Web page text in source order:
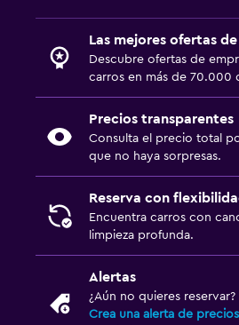
Las mejores ofertas
Descubre ofertas de
carros en más de 70.000
Precios transparentes
Consulta el precio total
que no haya sorpresas.
Reserva con
Encuentra carros con
limpieza profunda.
Alertas
¿Aún no quieres reservar?
Crea una alerta de precios